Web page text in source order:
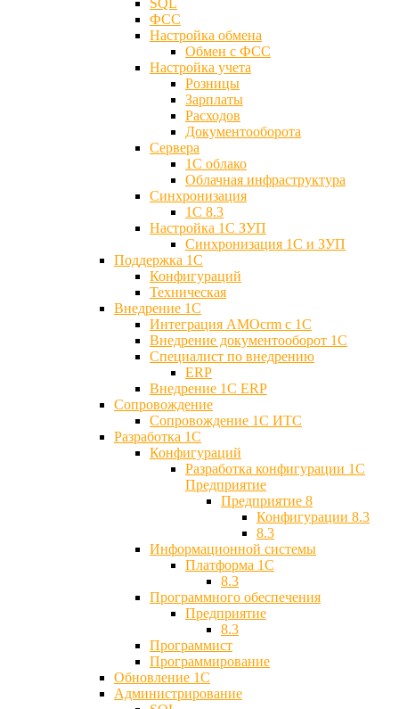
SQL
ФСС
Настройка обмена
Обмен с ФСС
Настройка учета
Розницы
Зарплаты
Расходов
Документооборота
Сервера
1С облако
Облачная инфраструктура
Синхронизация
1С 8.3
Настройка 1С ЗУП
Синхронизация 1С и ЗУП
Поддержка 1С
Конфигураций
Техническая
Внедрение 1С
Интеграция AMOcrm с 1C
Внедрение документооборот 1С
Специалист по внедрению
ERP
Внедрение 1С ERP
Cопровождение
Cопровождение 1С ИТС
Разработка 1C
Конфигураций
Разработка конфигурации 1С
Предприятие
Предприятие 8
Конфигурации 8.3
8.3
Информационной системы
Платформа 1С
8.3
Программного обеспечения
Предприятие
8.3
Программист
Программирование
Обновление 1С
Администрирование